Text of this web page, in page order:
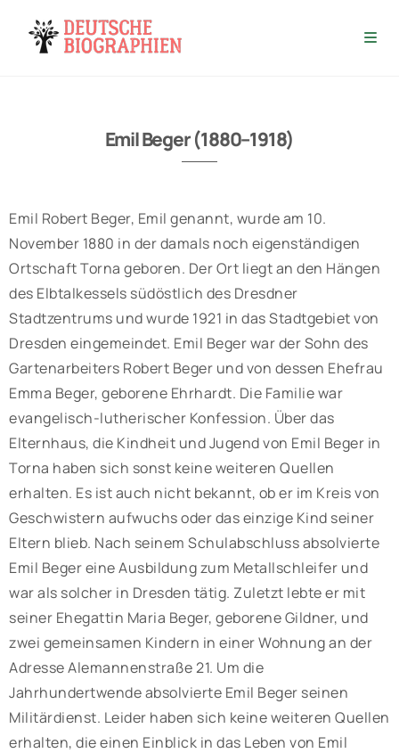
Emil Beger (1880–1918)
Emil Robert Beger, Emil genannt, wurde am 10.
November 1880 in der damals noch eigenständigen
Ortschaft Torna geboren. Der Ort liegt an den Hängen
des Elbtalkessels südöstlich des Dresdner
Stadtzentrums und wurde 1921 in das Stadtgebiet von
Dresden eingemeindet. Emil Beger war der Sohn des
Gartenarbeiters Robert Beger und von dessen Ehefrau
Emma Beger, geborene Ehrhardt. Die Familie war
evangelisch-lutherischer Konfession. Über das
Elternhaus, die Kindheit und Jugend von Emil Beger in
Torna haben sich sonst keine weiteren Quellen
erhalten. Es ist auch nicht bekannt, ob er im Kreis von
Geschwistern aufwuchs oder das einzige Kind seiner
Eltern blieb. Nach seinem Schulabschluss absolvierte
Emil Beger eine Ausbildung zum Metallschleifer und
war als solcher in Dresden tätig. Zuletzt lebte er mit
seiner Ehegattin Maria Beger, geborene Gildner, und
zwei gemeinsamen Kindern in einer Wohnung an der
Adresse Alemannenstraße 21. Um die
Jahrhundertwende absolvierte Emil Beger seinen
Militärdienst. Leider haben sich keine weiteren Quellen
erhalten, die einen Einblick in das Leben von Emil